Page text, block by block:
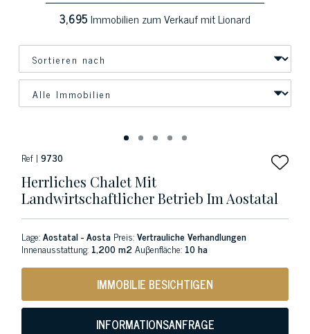
3,695Immobilien zum Verkauf mit Lionard
Ref | 9730
Herrliches Chalet Mit
Landwirtschaftlicher Betrieb Im Aostatal
Lage:Aostatal - Aosta Preis:Vertrauliche Verhandlungen
Innenausstattung: 1,200 m2Auβenfläche: 10 ha
IMMOBILIE BESICHTIGEN
INFORMATIONSANFRAGE